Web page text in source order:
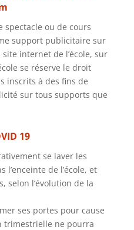
spectacle ou de cours
support publicitaire sur
internet de l’école, sur
se réserve le droit
inscrits à des fins de
sur tous supports que
19
se laver les
l’enceinte de l’école, et
selon l’évolution de la
ses portes pour cause
trimestrielle ne pourra